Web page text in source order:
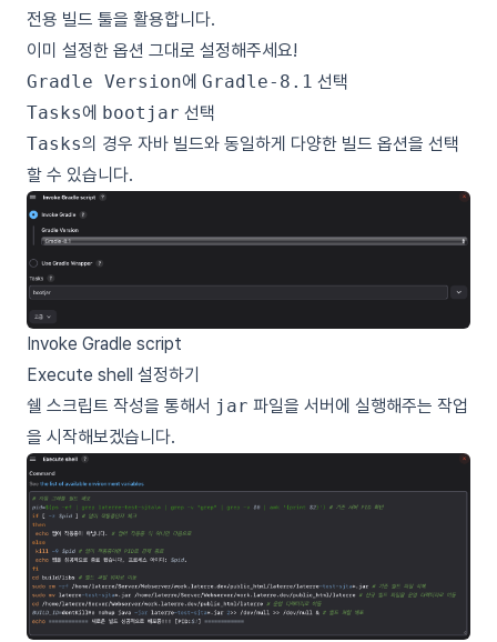
전용 빌드 툴을 활용합니다.
이미 설정한 옵션 그대로 설정해주세요!
Gradle Version에 Gradle-8.1 선택
Tasks에 bootjar 선택
Tasks의 경우 자바 빌드와 동일하게 다양한 빌드 옵션을 선택
할 수 있습니다.
Invoke Gradle script
Execute shell 설정하기
쉘 스크립트 작성을 통해서 jar 파일을 서버에 실행해주는 작업
을 시작해보겠습니다.